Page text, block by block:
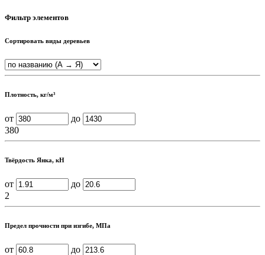
Фильтр элементов
Сортировать виды деревьев
Плотность, кг/м³
от
до
380
Твёрдость Янка, кН
от
до
2
Предел прочности при изгибе, МПа
от
до